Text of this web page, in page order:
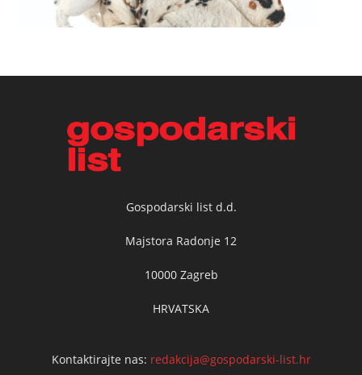
Gospodarski list d.d.
Majstora Radonje 12
10000 Zagreb
HRVATSKA
Kontaktirajte nas: redakcija@gospodarski-list.hr